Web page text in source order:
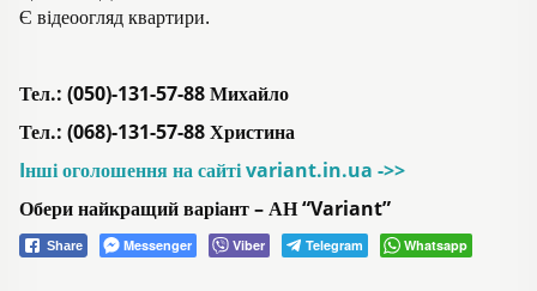
Є відеоогляд квартири.
Тел.: (050)-131-57-88 Михайло
Тел.: (068)-131-57-88 Христина
Iнші оголошення на сайті variant.in.ua ->>
Обери найкращий варіант – АН “Variant”
Share Messenger Viber Telegram Whatsapp